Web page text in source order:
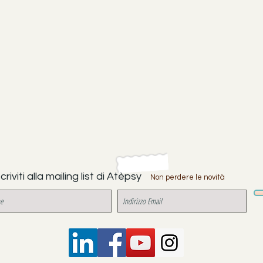
alla mailing list di Atèpsy Non perdere le novità